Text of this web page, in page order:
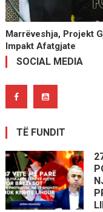
Marrëveshja, Projekt
Impakt Afatgjate
SOCIAL MEDIA
TË FUNDIT